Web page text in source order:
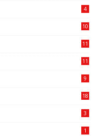
4
10
11
11
9
18
3
1